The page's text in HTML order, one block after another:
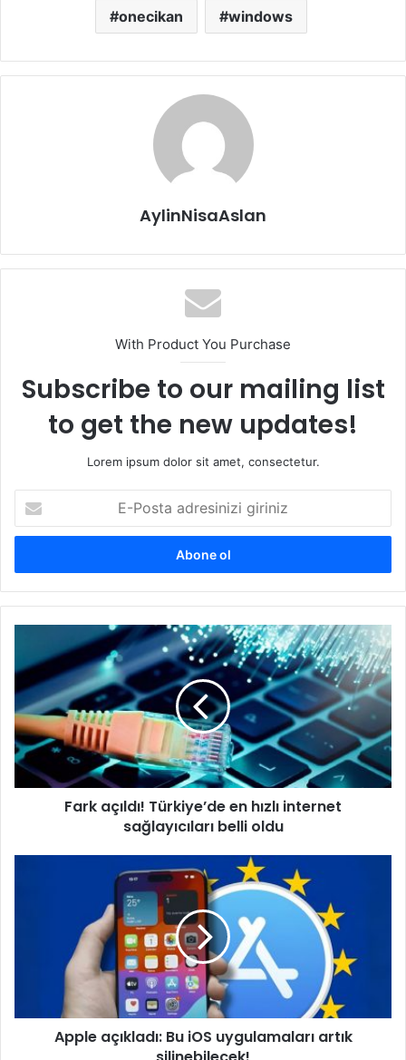
onecikan windows
AylinNisaAslan
With Product You Purchase
Subscribe to our mailing list
to get the new updates!
Lorem ipsum dolor sit amet, consectetur.
Posta
adresinizi
Türkiye’de
en
hızlı
internet
sağlayıcıları
belli
oldu
Fark açıldı! Türkiye’de en hızlı internet
sağlayıcıları belli oldu
uygulamaları
silinebilecek!
Apple açıkladı: Bu iOS uygulamaları artık